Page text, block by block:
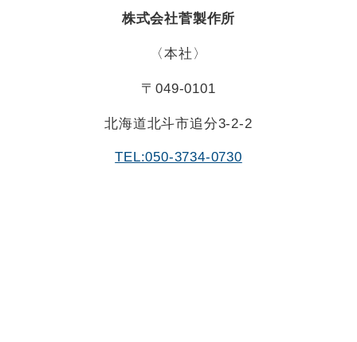
株式会社菅製作所
〈本社〉
〒049-0101
北海道北斗市追分3-2-2
TEL:050-3734-0730